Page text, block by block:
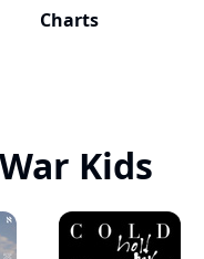
Charts
Kids